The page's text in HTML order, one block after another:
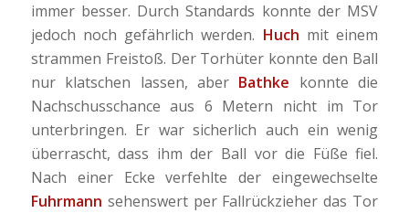
immer besser. Durch Standards konnte der MSV
jedoch noch gefährlich werden. Huch mit einem
strammen Freistoß. Der Torhüter konnte den Ball
nur klatschen lassen, aber Bathke konnte die
Nachschusschance aus 6 Metern nicht im Tor
unterbringen. Er war sicherlich auch ein wenig
überrascht, dass ihm der Ball vor die Füße fiel.
Nach einer Ecke verfehlte der eingewechselte
Fuhrmann sehenswert per Fallrückzieher das Tor